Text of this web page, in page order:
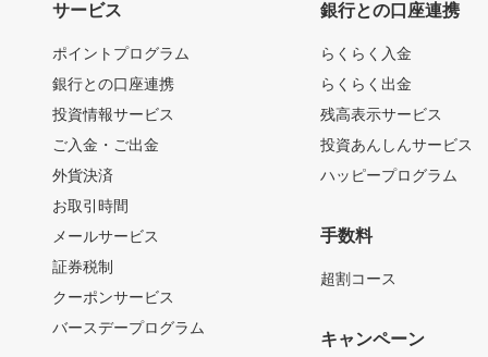
サービス
ポイントプログラム
銀行との口座連携
投資情報サービス
ご入金・ご出金
外貨決済
お取引時間
メールサービス
証券税制
クーポンサービス
バースデープログラム
銀行との口座連携
らくらく入金
らくらく出金
残高表示サービス
投資あんしんサービス
ハッピープログラム
手数料
超割コース
キャンペーン